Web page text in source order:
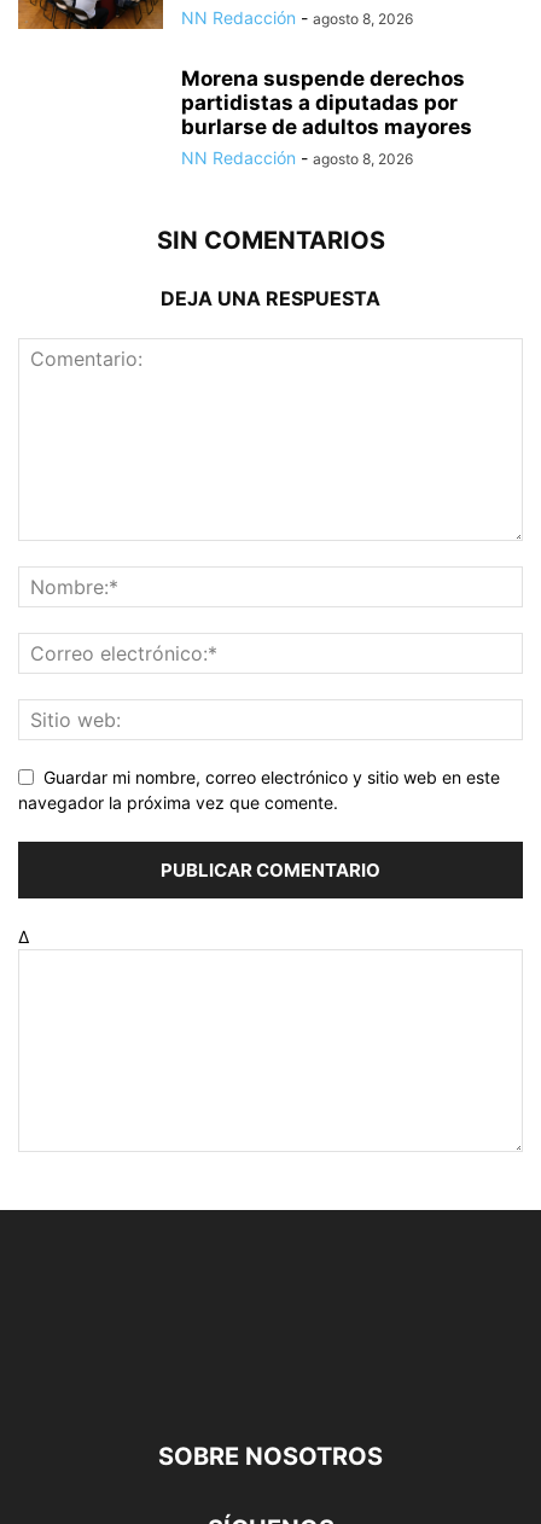
NN Redacción - agosto 8, 2026
Morena suspende derechos
partidistas a diputadas por
burlarse de adultos mayores
NN Redacción - agosto 8, 2026
SIN COMENTARIOS
DEJA UNA RESPUESTA
Guardar mi nombre, correo electrónico y sitio web en este
navegador la próxima vez que comente.
Δ
SOBRE NOSOTROS